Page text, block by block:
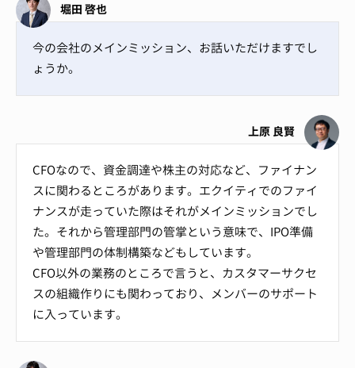
堀田 啓也
今の会社のメインミッション、お話いただけますでし
ょうか。
上原 良賢
CFOなので、資金調達や株主の対応など、ファイナン
スに関わるところがあります。エクイティでのファイ
ナンスが走っていた際はそれがメインミッションでし
た。それから管理部門の管掌という意味で、IPO準備
や管理部門の体制構築などもしています。
CFO以外の業務のところで言うと、カスタマーサクセ
スの組織作りにも関わっており、メンバーのサポート
に入っています。